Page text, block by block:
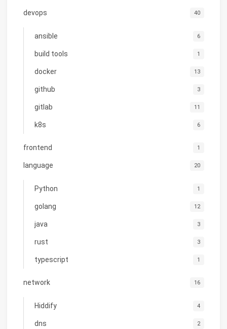
devops 40
ansible 6
build tools 1
docker 13
github 3
gitlab 11
k8s 6
frontend 1
language 20
Python 1
golang 12
java 3
rust 3
typescript 1
network 16
Hiddify 4
dns 2